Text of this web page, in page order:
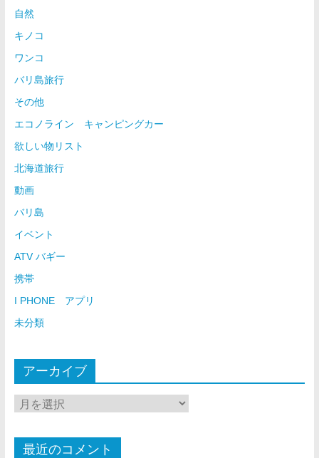
自然
キノコ
ワンコ
バリ島旅行
その他
エコノライン キャンピングカー
欲しい物リスト
北海道旅行
動画
バリ島
イベント
ATV バギー
携帯
I PHONE アプリ
未分類
アーカイブ
最近のコメント